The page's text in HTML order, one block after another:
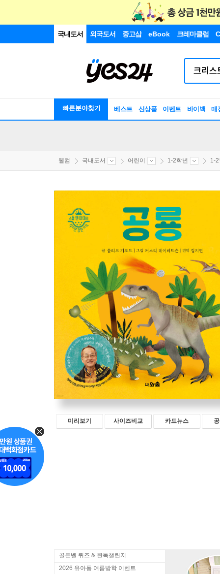
국내도서 외국도서 중고샵 eBook 크레마클럽
빠른분야찾기 베스트 신상품 이벤트 바이백 매
웰컴 국내도서 어린이 1-2학년 1-
미리보기 사이즈비교 카드뉴스
골든벨 퀴즈 & 완독챌린지
2026 유아동 여름방학 이벤트